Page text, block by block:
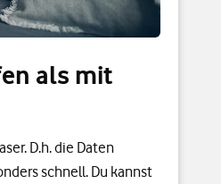
als mit
D.h. die Daten
schnell. Du kannst